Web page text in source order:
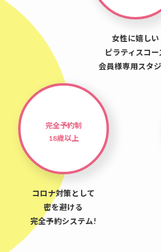
女性に嬉しい
ピラティスコー
会員様専用スタ
完全予約制
18歳以上
コロナ対策として
密を避ける
完全予約システム!